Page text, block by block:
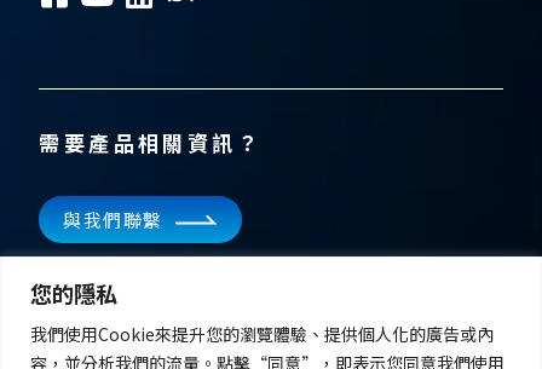
您的隱私
我們使用Cookie來提升您的瀏覽體驗、提供個人化的廣告或內
容，並分析我們的流量。點擊“同意”，即表示您同意我們使用
訂閱電子報
掌握飛宏科技的最新消息
需要產品相關資訊？
與我們聯繫